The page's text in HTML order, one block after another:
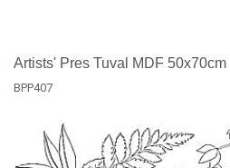
Artists' Pres Tuval MDF 50x70cm
BPP407